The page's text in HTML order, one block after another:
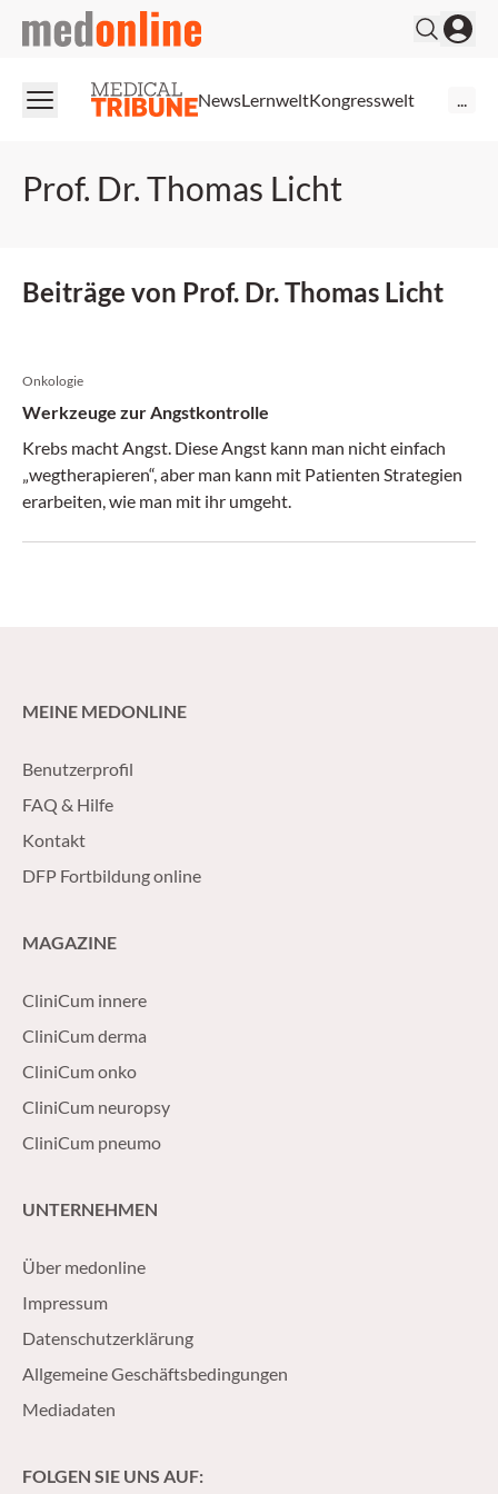
medonline
NewsLernweltKongresswelt
Prof. Dr. Thomas Licht
Beiträge von Prof. Dr. Thomas Licht
Onkologie
Werkzeuge zur Angstkontrolle
Krebs macht Angst. Diese Angst kann man nicht einfach
„wegtherapieren“, aber man kann mit Patienten Strategien
erarbeiten, wie man mit ihr umgeht.
MEINE MEDONLINE
Benutzerprofil
FAQ & Hilfe
Kontakt
DFP Fortbildung online
MAGAZINE
CliniCum innere
CliniCum derma
CliniCum onko
CliniCum neuropsy
CliniCum pneumo
UNTERNEHMEN
Über medonline
Impressum
Datenschutzerklärung
Allgemeine Geschäftsbedingungen
Mediadaten
FOLGEN SIE UNS AUF: